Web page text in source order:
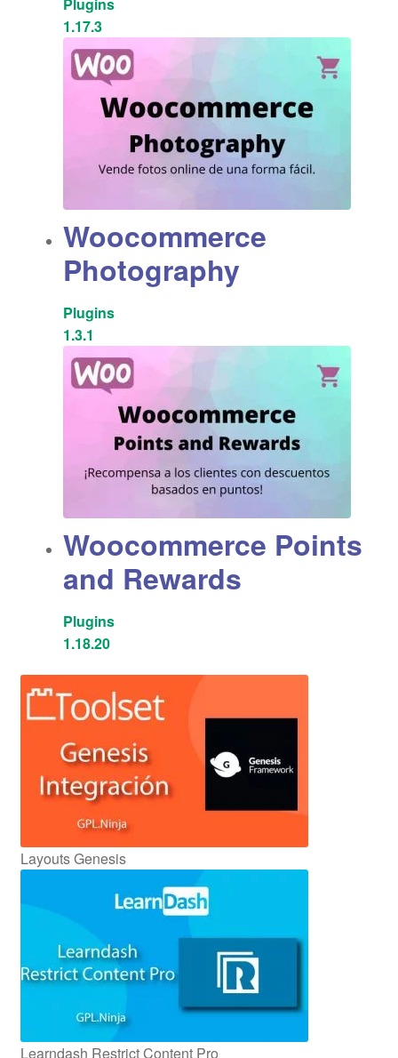
1.17.3
Woocommerce
Photography
Plugins
1.3.1
Woocommerce Points
and Rewards
Plugins
1.18.20
Layouts Genesis
Learndash Restrict Content Pro